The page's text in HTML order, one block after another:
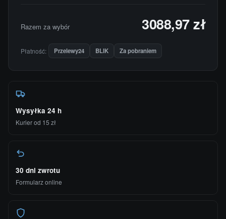
Razem za wybór 3088,97 zł
Płatność: Przelewy24 BLIK Za pobraniem
Wysyłka 24 h
Kurier od 15 zł
30 dni zwrotu
Formularz online